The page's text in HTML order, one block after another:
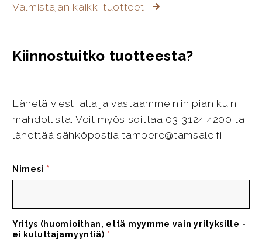
Valmistajan kaikki tuotteet
Kiinnostuitko tuotteesta?
Lähetä viesti alla ja vastaamme niin pian kuin
mahdollista. Voit myös soittaa 03-3124 4200 tai
lähettää sähköpostia tampere@tamsale.fi.
Nimesi *
Yritys (huomioithan, että myymme vain yrityksille -
ei kuluttajamyyntiä) *